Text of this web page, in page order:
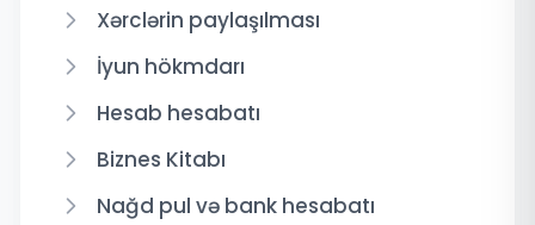
Xərclərin paylaşılması
İyun hökmdarı
Hesab hesabatı
Biznes Kitabı
Nağd pul və bank hesabatı